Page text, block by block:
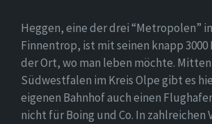
Heggen, eine der drei “Metropolen”
Finnentrop, ist mit seinen knapp 3000
der Ort, wo man leben möchte.
Südwestfalen im Kreis Olpe gibt es
eigenen Bahnhof auch einen
nicht für Boing und Co. In zahlreichen